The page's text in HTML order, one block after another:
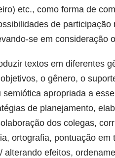
etc., como forma de
de
se em consideração
textos em diferentes
o gênero, o
semiótica apropriada a
de planejamento,
dos colegas,
ortografia, pontuação
alterando efeitos,